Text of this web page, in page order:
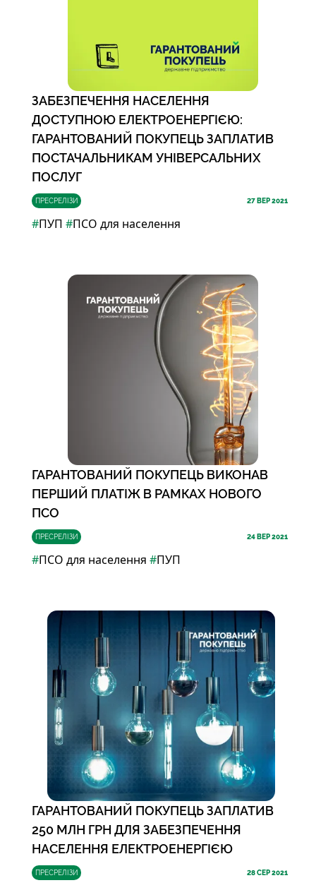
ПРЕСРЕЛІЗИ 27ВЕР 2021
ЗАБЕЗПЕЧЕННЯ НАСЕЛЕННЯ
ДОСТУПНОЮ ЕЛЕКТРОЕНЕРГІЄЮ:
ГАРАНТОВАНИЙ ПОКУПЕЦЬ ЗАПЛАТИВ
ПОСТАЧАЛЬНИКАМ УНІВЕРСАЛЬНИХ
ПОСЛУГ
#ПУП #ПСО для населення
ПРЕСРЕЛІЗИ 24ВЕР 2021
ГАРАНТОВАНИЙ ПОКУПЕЦЬ ВИКОНАВ
ПЕРШИЙ ПЛАТІЖ В РАМКАХ НОВОГО
ПСО
#ПСО для населення #ПУП
ПРЕСРЕЛІЗИ 28СЕР 2021
ГАРАНТОВАНИЙ ПОКУПЕЦЬ ЗАПЛАТИВ
250 МЛН ГРН ДЛЯ ЗАБЕЗПЕЧЕННЯ
НАСЕЛЕННЯ ЕЛЕКТРОЕНЕРГІЄЮ